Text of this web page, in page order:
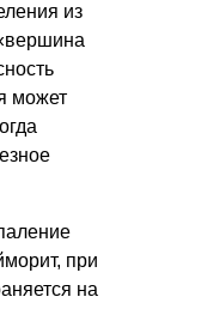
из
может
при
на